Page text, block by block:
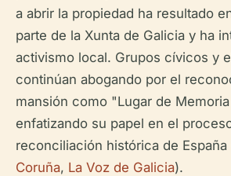
a abrir la propiedad ha resultado
parte de la Xunta de Galicia y ha
activismo local. Grupos cívicos y
continúan abogando por el
mansión como "Lugar de
enfatizando su papel en el
reconciliación histórica de España
Coruña, La Voz de Galicia).